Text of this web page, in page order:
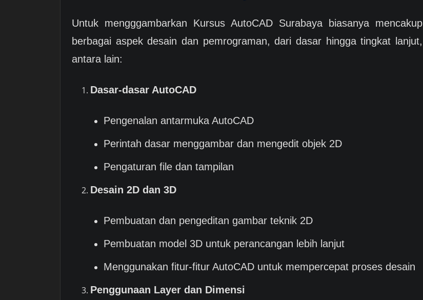
Untuk mengggambarkan Kursus AutoCAD Surabaya biasanya mencakup
berbagai aspek desain dan pemrograman, dari dasar hingga tingkat lanjut,
antara lain:
Dasar-dasar AutoCAD
Pengenalan antarmuka AutoCAD
Perintah dasar menggambar dan mengedit objek 2D
Pengaturan file dan tampilan
Desain 2D dan 3D
Pembuatan dan pengeditan gambar teknik 2D
Pembuatan model 3D untuk perancangan lebih lanjut
Menggunakan fitur-fitur AutoCAD untuk mempercepat proses desain
Penggunaan Layer dan Dimensi